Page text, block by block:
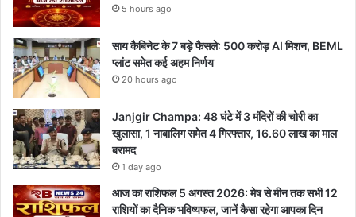
5 hours ago
साय कैबिनेट के 7 बड़े फैसले: 500 करोड़ AI मिशन, BEML
प्लांट समेत कई अहम निर्णय
20 hours ago
Janjgir Champa: 48 घंटे में 3 मंदिरों की चोरी का
खुलासा, 1 नाबालिग समेत 4 गिरफ्तार, 16.60 लाख का माल
बरामद
1 day ago
आज का राशिफल 5 अगस्त 2026: मेष से मीन तक सभी 12
राशियों का दैनिक भविष्यफल, जानें कैसा रहेगा आपका दिन